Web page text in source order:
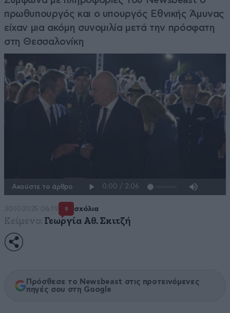
πρωθυπουργός και ο υπουργός Εθνικής Άμυνας
είχαν μια ακόμη συνομιλία μετά την πρόσφατη
στη Θεσσαλονίκη
Ακούστε το άρθρο
30·10·2025 06:19 9 σχόλια
Κείμενο: Γεωργία Αθ. Σκιτζή
Πρόσθεσε το Newsbeast στις προτεινόμενες
πηγές σου στη Google